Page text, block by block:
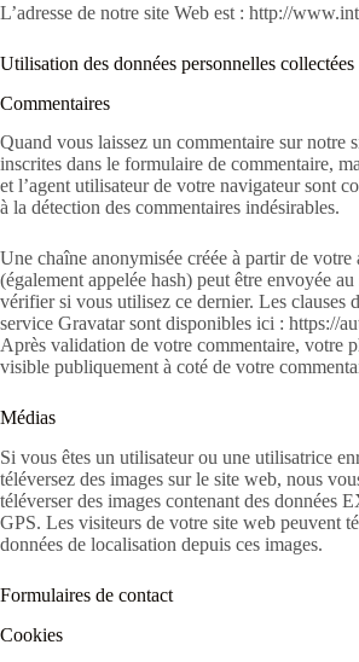
L’adresse de notre site Web est : http://
Utilisation des données personnelles collectées
Commentaires
Quand vous laissez un commentaire sur notre
inscrites dans le formulaire de commentaire,
et l’agent utilisateur de votre navigateur sont
à la détection des commentaires indésirables.
Une chaîne anonymisée créée à partir de votre
(également appelée hash) peut être envoyée
vérifier si vous utilisez ce dernier. Les clauses
service Gravatar sont disponibles ici : https://
Après validation de votre commentaire, votre
visible publiquement à coté de votre
Médias
Si vous êtes un utilisateur ou une utilisatrice
téléversez des images sur le site web, nous
téléverser des images contenant des données
GPS. Les visiteurs de votre site web peuvent
données de localisation depuis ces images.
Formulaires de contact
Cookies